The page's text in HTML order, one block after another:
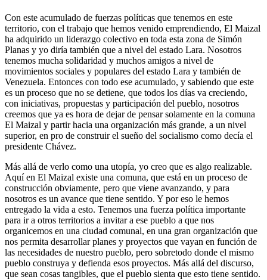
Con este acumulado de fuerzas políticas que tenemos en este
territorio, con el trabajo que hemos venido emprendiendo, El Maizal
ha adquirido un liderazgo colectivo en toda esta zona de Simón
Planas y yo diría también que a nivel del estado Lara. Nosotros
tenemos mucha solidaridad y muchos amigos a nivel de
movimientos sociales y populares del estado Lara y también de
Venezuela. Entonces con todo ese acumulado, y sabiendo que este
es un proceso que no se detiene, que todos los días va creciendo,
con iniciativas, propuestas y participación del pueblo, nosotros
creemos que ya es hora de dejar de pensar solamente en la comuna
El Maizal y partir hacia una organización más grande, a un nivel
superior, en pro de construir el sueño del socialismo como decía el
presidente Chávez.
Más allá de verlo como una utopía, yo creo que es algo realizable.
Aquí en El Maizal existe una comuna, que está en un proceso de
construcción obviamente, pero que viene avanzando, y para
nosotros es un avance que tiene sentido. Y por eso le hemos
entregado la vida a esto. Tenemos una fuerza política importante
para ir a otros territorios a invitar a ese pueblo a que nos
organicemos en una ciudad comunal, en una gran organización que
nos permita desarrollar planes y proyectos que vayan en función de
las necesidades de nuestro pueblo, pero sobretodo donde el mismo
pueblo construya y defienda esos proyectos. Más allá del discurso,
que sean cosas tangibles, que el pueblo sienta que esto tiene sentido.